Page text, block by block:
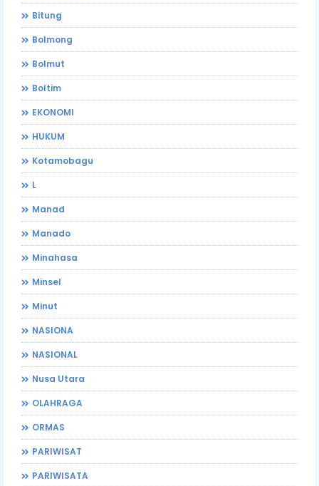
Bitung
Bolmong
Bolmut
Boltim
EKONOMI
HUKUM
Kotamobagu
L
Manad
Manado
Minahasa
Minsel
Minut
NASIONA
NASIONAL
Nusa Utara
OLAHRAGA
ORMAS
PARIWISAT
PARIWISATA